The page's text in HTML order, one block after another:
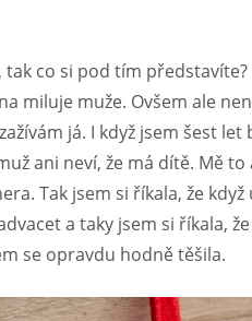
tak co si pod tím
miluje muže. Ovšem ale
já. I když jsem šest
ani neví, že má dítě. Mě
Tak jsem si říkala, že
a taky jsem si říkala,
se opravdu hodně těšila.